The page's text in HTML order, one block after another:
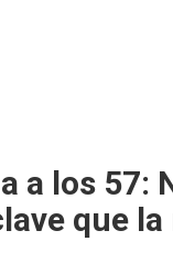
a los 57:
que